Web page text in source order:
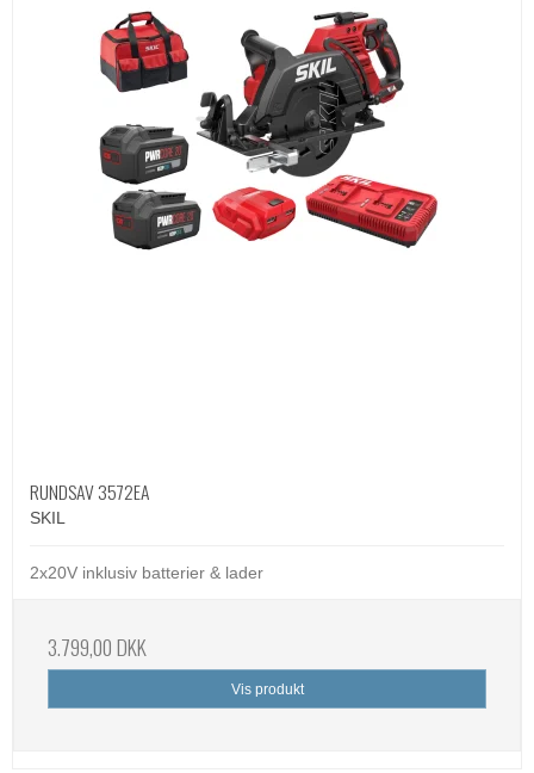
RUNDSAV 3572EA
SKIL
2x20V inklusiv batterier & lader
3.799,00 DKK
Vis produkt